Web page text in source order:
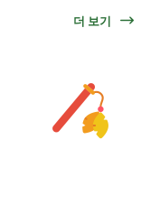
더 보기